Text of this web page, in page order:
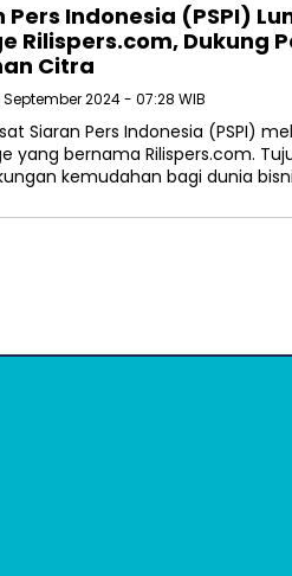
Pers Indonesia (PSPI)
Rilispers.com, Dukung
Citra
September 2024 - 07:28 WIB
Siaran Pers Indonesia (PSPI)
yang bernama Rilispers.com.
kemudahan bagi dunia